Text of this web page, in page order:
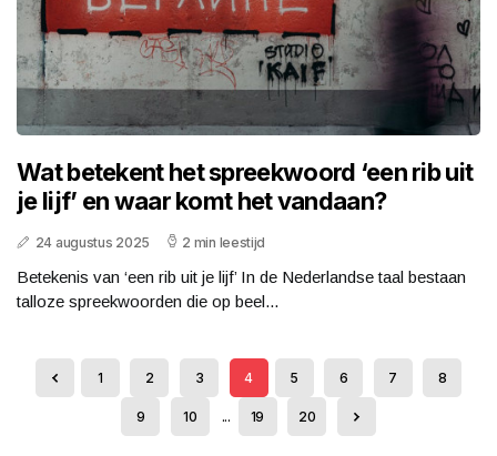
Wat betekent het spreekwoord ‘een rib uit
je lijf’ en waar komt het vandaan?
24 augustus 2025 2 min leestijd
Betekenis van ‘een rib uit je lijf’ In de Nederlandse taal bestaan
talloze spreekwoorden die op beel...
1 2 3 4 5 6 7 8
9 10 ... 19 20